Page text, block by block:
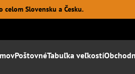
Slovensku a Česku.
PoštovnéTabuľka veľkostí